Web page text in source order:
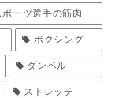
ポーツ選手の筋肉
ボクシング
ダンベル
ストレッチ